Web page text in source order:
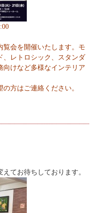
覧会を開催いたします。モ
、レトロシック、スタンダ
向けなど多様なインテリア
方はご連絡ください。
てお待ちしております。